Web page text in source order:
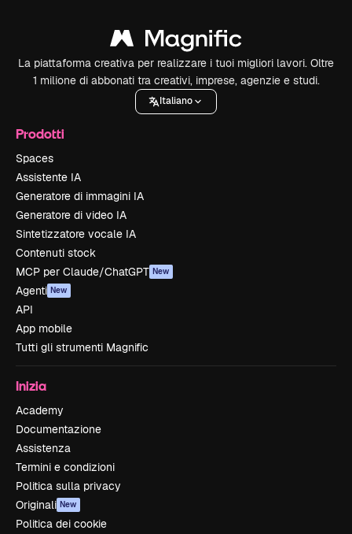
La piattaforma creativa per realizzare i tuoi migliori lavori. Oltre
1 milione di abbonati tra creativi, imprese, agenzie e studi.
Italiano
Prodotti
Spaces
Assistente IA
Generatore di immagini IA
Generatore di video IA
Sintetizzatore vocale IA
Contenuti stock
MCP per Claude/ChatGPT New
Agenti New
API
App mobile
Tutti gli strumenti Magnific
Inizia
Academy
Documentazione
Assistenza
Termini e condizioni
Politica sulla privacy
Originali New
Politica dei cookie